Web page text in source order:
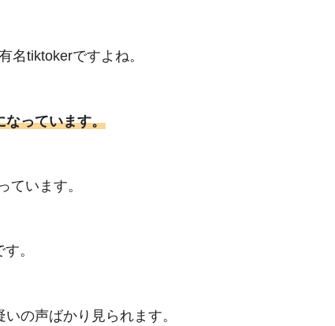
名tiktokerですよね。
なっています。
ています。
。
の声ばかり見られます。